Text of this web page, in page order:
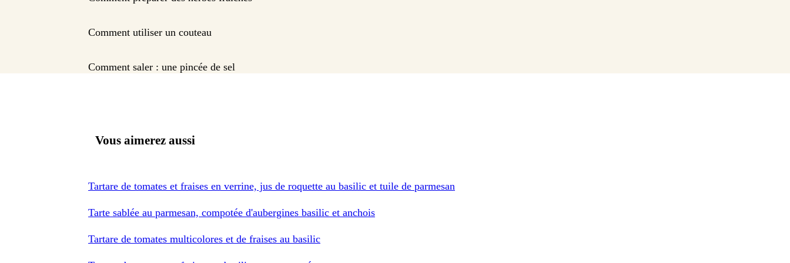
Comment utiliser un couteau
Comment saler : une pincée de sel
Vous aimerez aussi
Tartare de tomates et fraises en verrine, jus de roquette au basilic et tuile de parmesan
Tarte sablée au parmesan, compotée d'aubergines basilic et anchois
Tartare de tomates multicolores et de fraises au basilic